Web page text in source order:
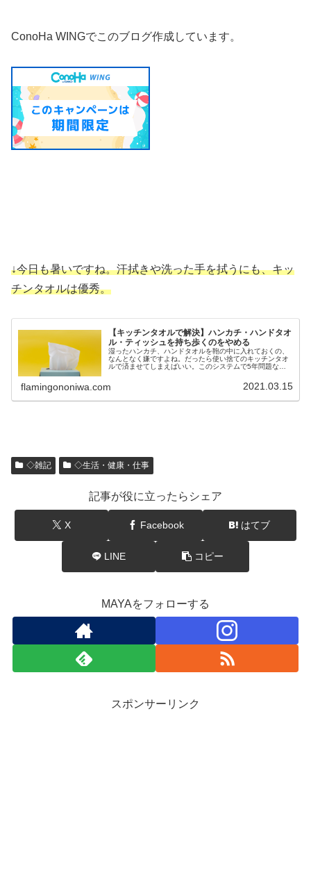
ConoHa WINGでこのブログ作成しています。
↓今日も暑いですね。汗拭きや洗った手を拭うにも、キッ
チンタオルは優秀。
【キッチンタオルで解決】ハンカチ・ハンドタオ
ル・ティッシュを持ち歩くのをやめる
湿ったハンカチ、ハンドタオルを鞄の中に入れておくの、
なんとなく嫌ですよね。だったら使い捨てのキッチンタオ
ルで済ませてしまえばいい。このシステムで5年問題なく
flamingononiwa.com 2021.03.15
◇雑記 ◇生活・健康・仕事
記事が役に立ったらシェア
X Facebook はてブ
LINE コピー
MAYAをフォローする
スポンサーリンク